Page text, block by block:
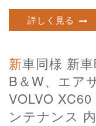
詳しく見る
新車同様 新車時より車庫保管1オーナー
B＆W、エア
VOLVO
ンテナンス